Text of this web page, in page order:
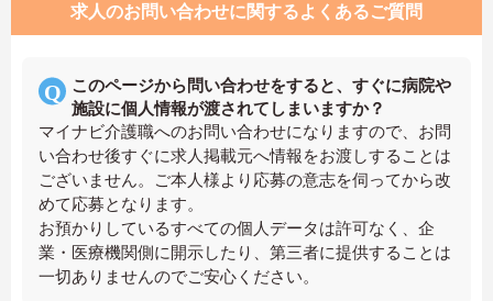
求人のお問い合わせに関するよくあるご質問
このページから問い合わせをすると、すぐに病院や
施設に個人情報が渡されてしまいますか？
マイナビ介護職へのお問い合わせになりますので、お問
い合わせ後すぐに求人掲載元へ情報をお渡しすることは
ございません。ご本人様より応募の意志を伺ってから改
めて応募となります。
お預かりしているすべての個人データは許可なく、企
業・医療機関側に開示したり、第三者に提供することは
一切ありませんのでご安心ください。